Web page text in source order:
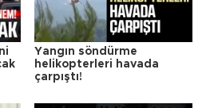
Yangın söndürme
helikopterleri havada
çarpıştı!